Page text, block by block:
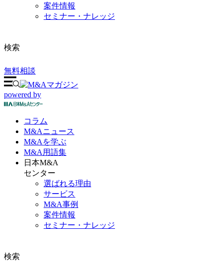
案件情報
セミナー・ナレッジ
検索
無料相談
powered by
コラム
M&Aニュース
M&Aを学ぶ
M&A 用語集
日本M&A
センター
選ばれる理由
サービス
M&A事例
案件情報
セミナー・ナレッジ
検索